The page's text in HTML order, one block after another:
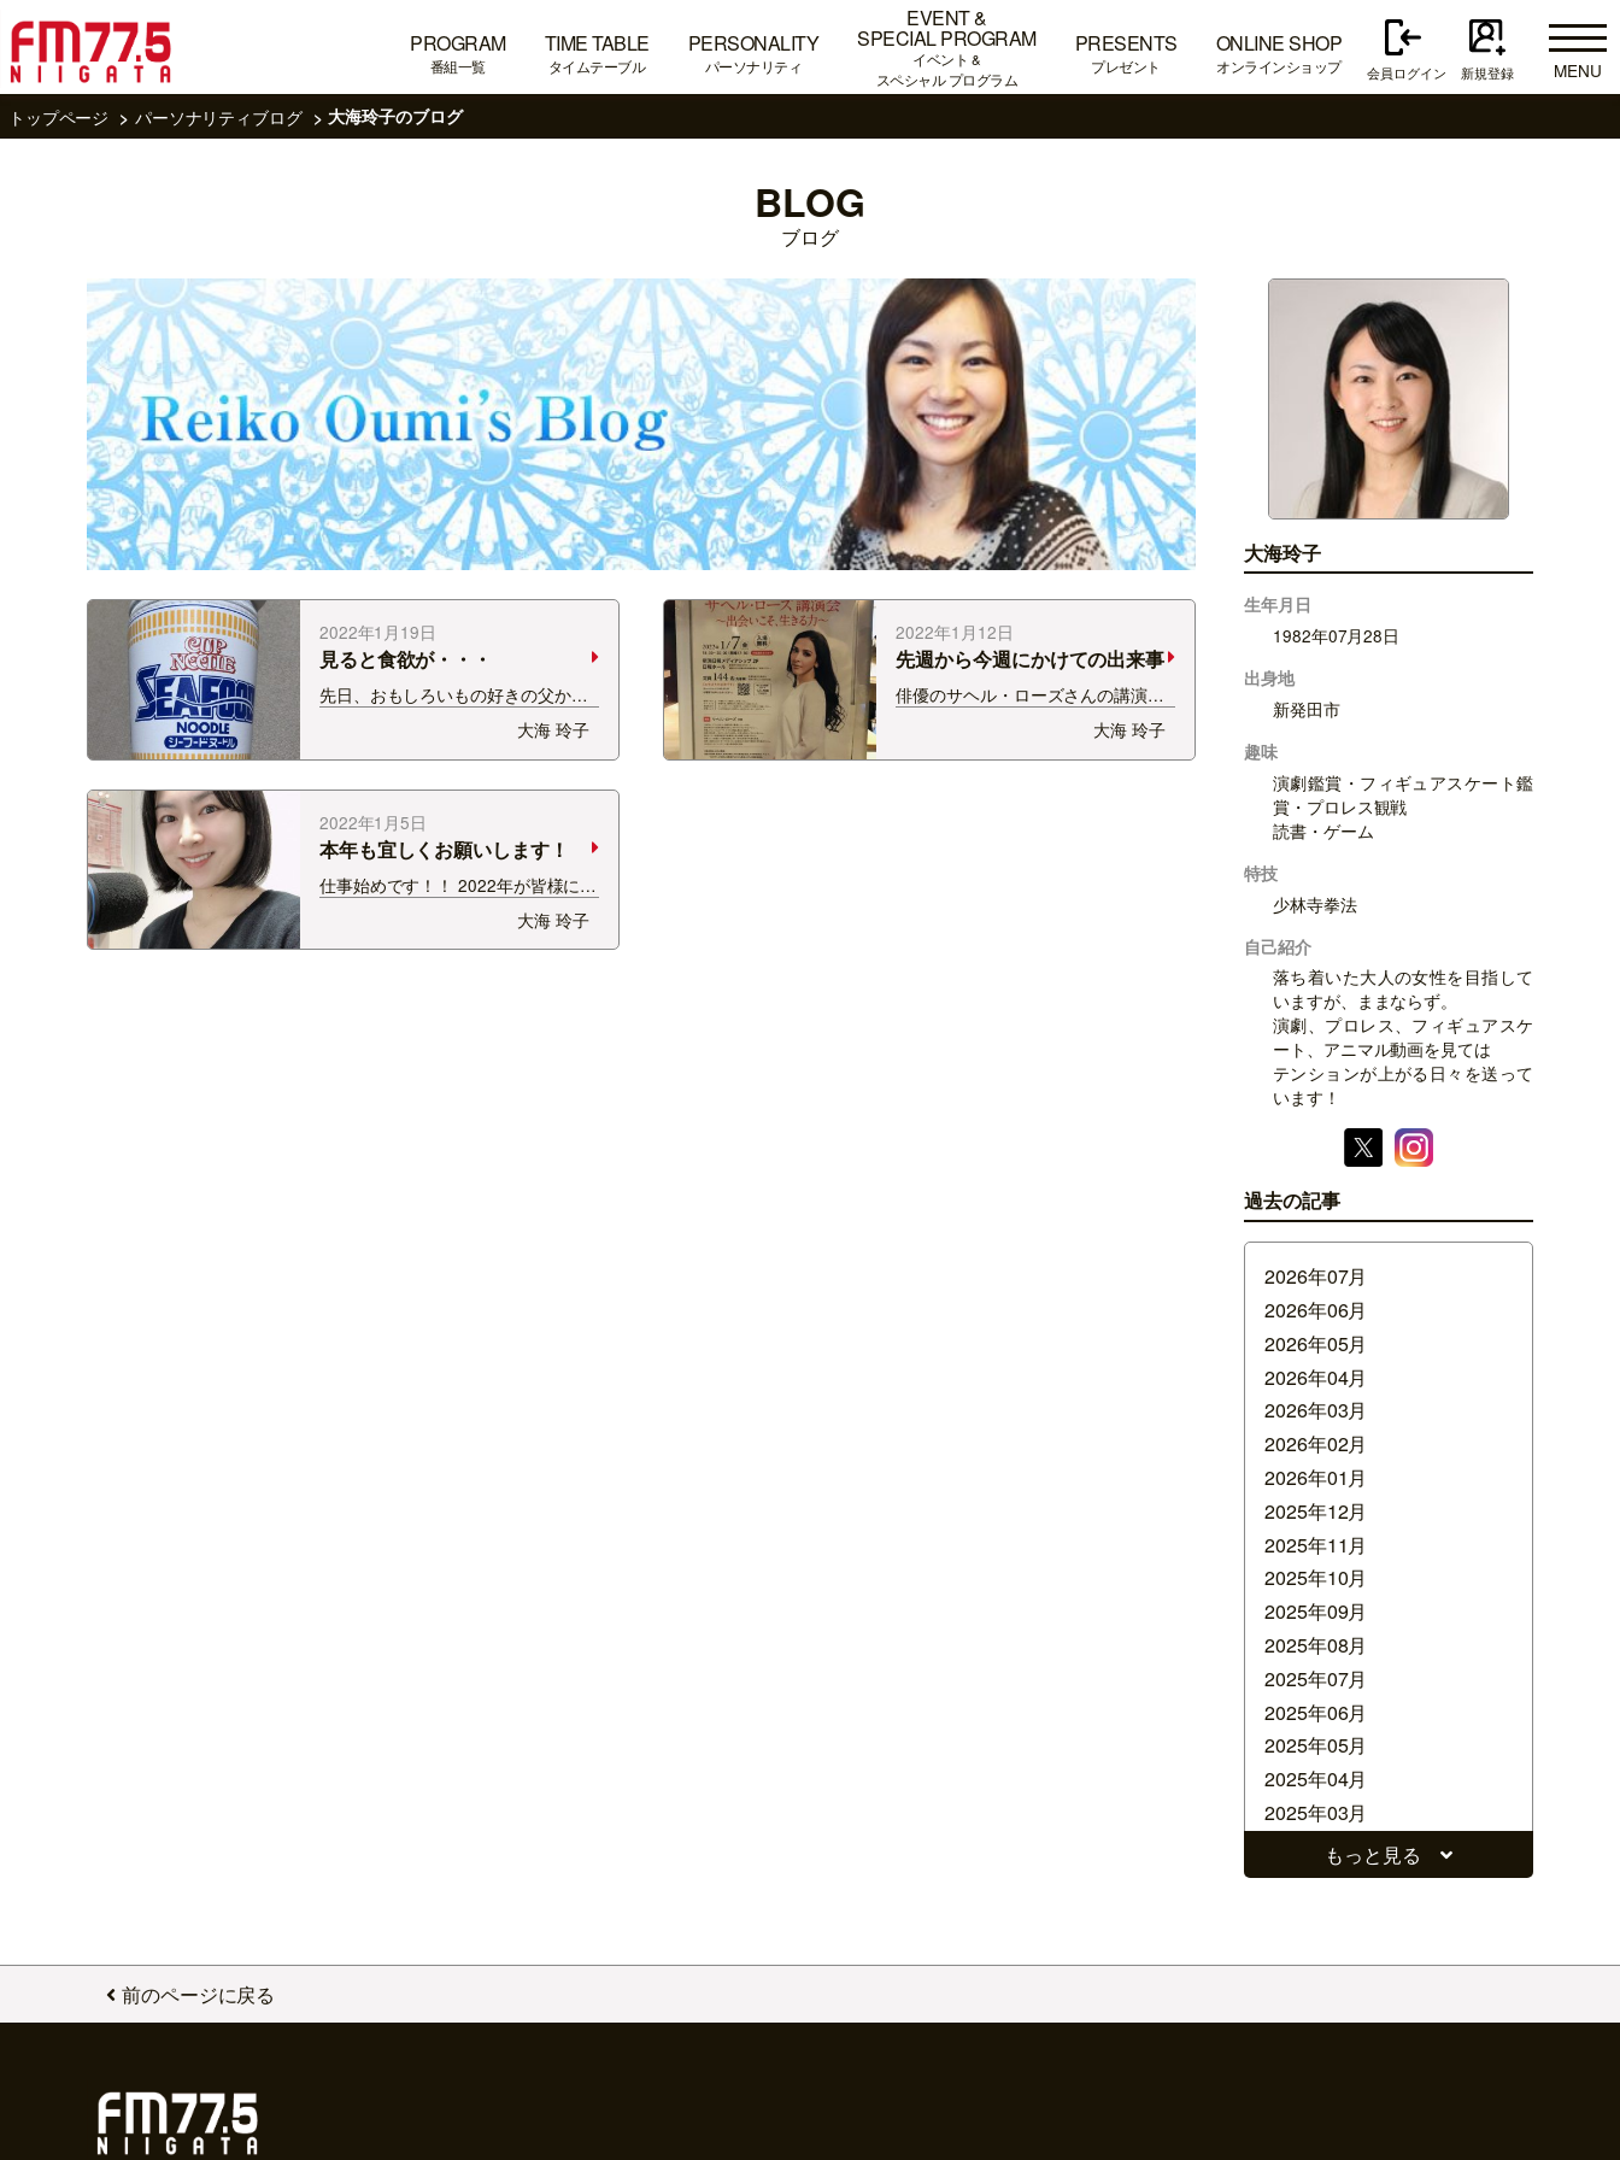
PROGRAM
番組一覧
TIME TABLE
タイムテーブル
PERSONALITY
パーソナリティ
EVENT &
SPECIAL PROGRAM
イベント &
スペシャル プログラム
PRESENTS
プレゼント
ONLINE SHOP
オンラインショップ 会員ログイン 新規登録
MENU
トップページ
パーソナリティブログ 大海玲子のブログ
BLOG
ブログ
2022年1月19日
見ると食欲が・・・
先日、おもしろいもの好きの父か
ら、こんなものをもらいました。 シ
ーフードヌードルの・・・ ポーチ！
すごくカワイイ！！ 注意書きもお
もしろいです。 普通にポーチとし
て使おうとしたのですが、 見る…
大海 玲子
2022年1月12日
先週から今週にかけての出来事
俳優のサヘル・ローズさんの講演会
を聴講しました。 お話しはもちろ
ん、その美貌と美しい鼻濁音にハー
トを射抜かれました。 今週末も、新
大海 玲子
2022年1月5日
本年も宜しくお願いします！
仕事始めです！！ 2022年が皆様にと
って良い年になりますように。 本年
も何卒よろしくお願いいたしま
す！！
大海 玲子
大海玲子
生年月日
1982年07月28日
出身地
新発田市
趣味
演劇鑑賞・フィギュアスケート鑑
賞・プロレス観戦
読書・ゲーム
特技
少林寺拳法
自己紹介
落ち着いた大人の女性を目指して
いますが、ままならず。
演劇、プロレス、フィギュアスケ
ート、アニマル動画を見ては
テンションが上がる日々を送って
います！
過去の記事
2026年07月
2026年06月
2026年05月
2026年04月
2026年03月
2026年02月
2026年01月
2025年12月
2025年11月
2025年10月
2025年09月
2025年08月
2025年07月
2025年06月
2025年05月
2025年04月
2025年03月
2025年02月
2025年01月
もっと見る
前のページに戻る